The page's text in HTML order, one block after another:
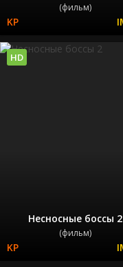
(фильм)
Несносные боссы 2
(фильм)
HD